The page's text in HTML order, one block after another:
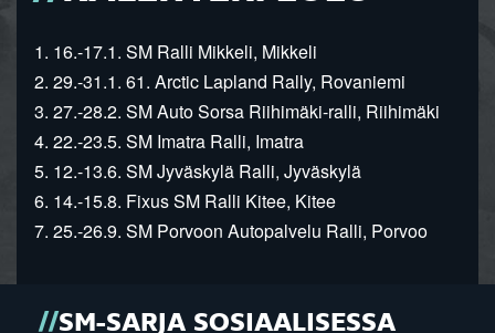
1. 16.-17.1. SM Ralli Mikkeli, Mikkeli
2. 29.-31.1. 61. Arctic Lapland Rally, Rovaniemi
3. 27.-28.2. SM Auto Sorsa Riihimäki-ralli, Riihimäki
4. 22.-23.5. SM Imatra Ralli, Imatra
5. 12.-13.6. SM Jyväskylä Ralli, Jyväskylä
6. 14.-15.8. Fixus SM Ralli Kitee, Kitee
7. 25.-26.9. SM Porvoon Autopalvelu Ralli, Porvoo
SM-SARJA SOSIAALISESSA